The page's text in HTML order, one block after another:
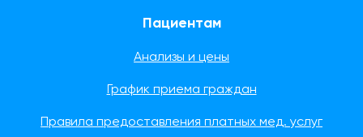
Пациентам
Анализы и цены
График приема граждан
Правила предоставления платных мед. услуг